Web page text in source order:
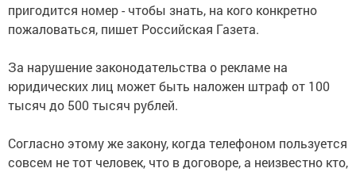
пригодится номер - чтобы знать, на кого конкретно
пожаловаться, пишет Российская Газета.
За нарушение законодательства о рекламе на
юридических лиц может быть наложен штраф от 100
тысяч до 500 тысяч рублей.
Согласно этому же закону, когда телефоном пользуется
совсем не тот человек, что в договоре, а неизвестно кто,